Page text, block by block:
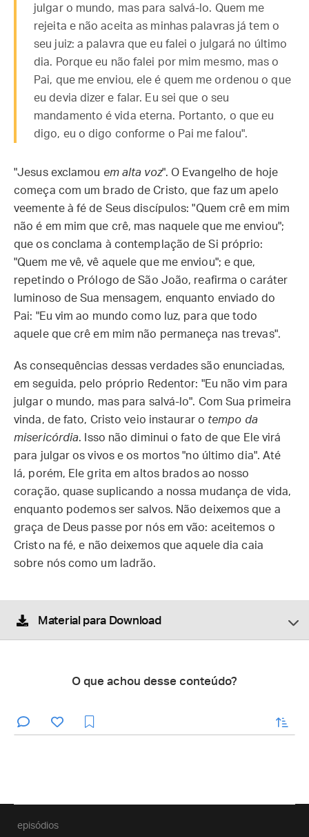
julgar o mundo, mas para salvá-lo. Quem me
rejeita e não aceita as minhas palavras já tem o
seu juiz: a palavra que eu falei o julgará no último
dia. Porque eu não falei por mim mesmo, mas o
Pai, que me enviou, ele é quem me ordenou o que
eu devia dizer e falar. Eu sei que o seu
mandamento é vida eterna. Portanto, o que eu
digo, eu o digo conforme o Pai me falou".
"Jesus exclamou em alta voz". O Evangelho de hoje
começa com um brado de Cristo, que faz um apelo
veemente à fé de Seus discípulos: "Quem crê em mim
não é em mim que crê, mas naquele que me enviou";
que os conclama à contemplação de Si próprio:
"Quem me vê, vê aquele que me enviou"; e que,
repetindo o Prólogo de São João, reafirma o caráter
luminoso de Sua mensagem, enquanto enviado do
Pai: "Eu vim ao mundo como luz, para que todo
aquele que crê em mim não permaneça nas trevas".
As consequências dessas verdades são enunciadas,
em seguida, pelo próprio Redentor: "Eu não vim para
julgar o mundo, mas para salvá-lo". Com Sua primeira
vinda, de fato, Cristo veio instaurar o tempo da
misericórdia. Isso não diminui o fato de que Ele virá
para julgar os vivos e os mortos "no último dia". Até
lá, porém, Ele grita em altos brados ao nosso
coração, quase suplicando a nossa mudança de vida,
enquanto podemos ser salvos. Não deixemos que a
graça de Deus passe por nós em vão: aceitemos o
Cristo na fé, e não deixemos que aquele dia caia
sobre nós como um ladrão.
Material para Download
O que achou desse conteúdo?
enviar
episódios